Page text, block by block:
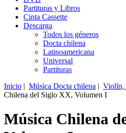
Partituras y Libros
Cinta Cassette
Descarga
Todos los géneros
Docta chilena
Latinoamericana
Universal
Partituras
Inicio | Música Docta chilena | Violín,
Chilena del Siglo XX, Volumen I
Música Chilena